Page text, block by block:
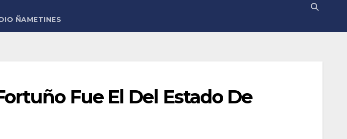
ÑAMETINES
Fue El Del Estado De